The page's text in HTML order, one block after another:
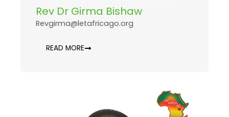
Rev Dr Girma Bishaw
Revgirma@letafricago.org
READ MORE